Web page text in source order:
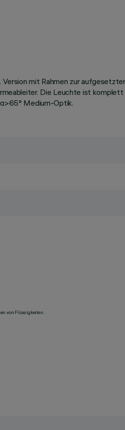
mit Rahmen zur
Die Leuchte ist
Medium-Optik.
von Flüssigkeiten.